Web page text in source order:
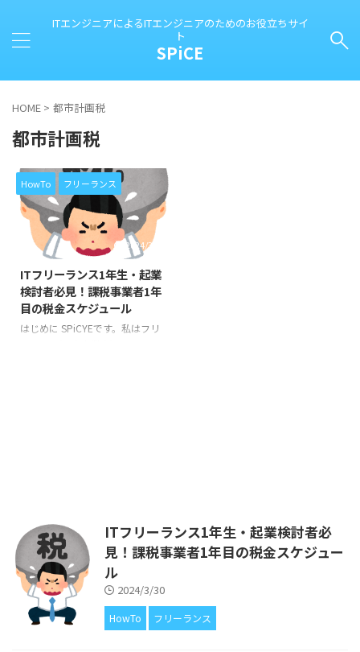
ITエンジニアによるITエンジニアのためのお役立ちサイ
ト
SPiCE
HOME > 都市計画税
都市計画税
HowTo フリーランス
2024/3/30
ITフリーランス1年生・起業
検討者必見！課税事業者1年
目の税金スケジュール
はじめに SPiCYEです。私はフリ
説していきます。 以前の記事
で、フリーランスとして開業した
1年目・2年目の税金スケジュール
について解説するとともに、「開
業1年目はとにか ...
ITフリーランス1年生・起業検討者必
見！課税事業者1年目の税金スケジュー
ル
2024/3/30
HowTo フリーランス